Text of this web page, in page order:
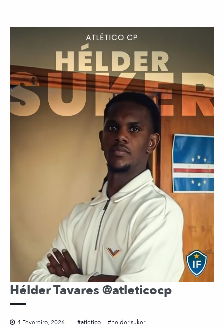
Hélder Tavares @atleticocp
4 Fevereiro, 2026 atletico helder suker